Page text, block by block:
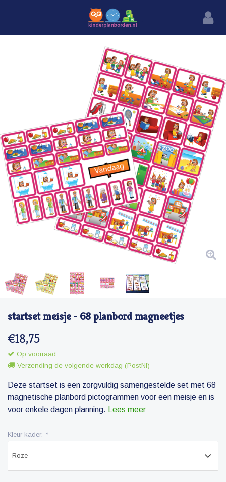
startset meisje - 68 planbord magneetjes
€18,75
Op voorraad
Verzending de volgende werkdag (PostNl)
Deze startset is een zorgvuldig samengestelde set met 68
magnetische planbord pictogrammen voor een meisje en is
voor enkele dagen planning. Lees meer
Kleur kader: *